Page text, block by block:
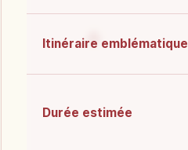
Itinéraire emblématique
Durée estimée